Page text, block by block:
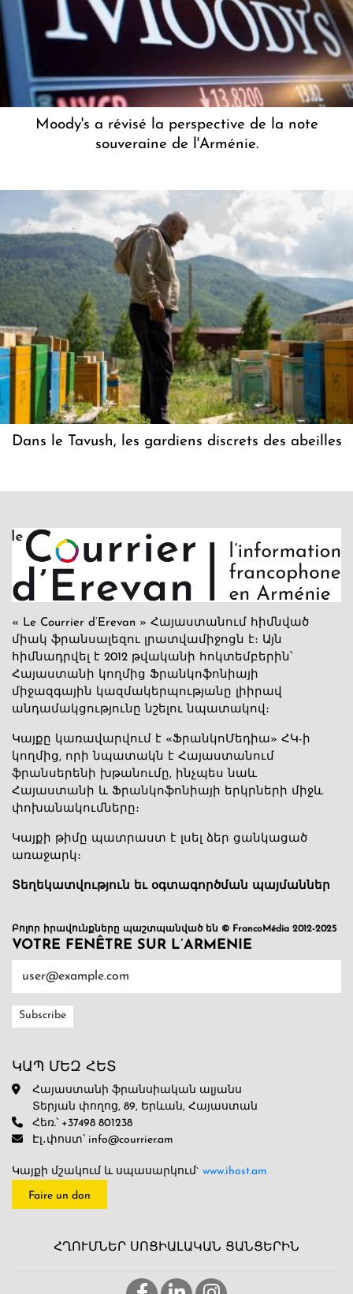
Moody's a révisé la perspective de la note
souveraine de l'Arménie.
Dans le Tavush, les gardiens discrets des abeilles
« Le Courrier d’Erevan » Հայաստանում հիմնված
միակ ֆրանսալեզու լրատվամիջոցն է։ Այն
հիմնադրվել է 2012 թվականի հոկտեմբերին՝
Հայաստանի կողմից Ֆրանկոֆոնիայի
միջազգային կազմակերպությանը լիիրավ
անդամակցությունը նշելու նպատակով։
Կայքը կառավարվում է «ՖրանկոՄեդիա» ՀԿ-ի
կողմից, որի նպատակն է Հայաստանում
ֆրանսերենի խթանումը, ինչպես նաև
Հայաստանի և Ֆրանկոֆոնիայի երկրների միջև
փոխանակումները։
Կայքի թիմը պատրաստ է լսել ձեր ցանկացած
առաջարկ։
Տեղեկատվություն եւ օգտագործման պայմաններ
Բոլոր իրավունքները պաշտպանված են © FrancoMédia 2012-2025
VOTRE FENÊTRE SUR L’ARMENIE
ԿԱՊ ՄԵԶ ՀԵՏ
Հայաստանի ֆրանսիական ալյանս
Տերյան փողոց, 89, Երևան, Հայաստան
Հեռ.՝ +37498 801238
Էլ․փոստ՝ info@courrier.am
Կայքի մշակում և սպասարկում` www.ihost.am
Faire un don
ՀՂՈՒՄՆԵՐ ՍՈՑԻԱԼԱԿԱՆ ՑԱՆՑԵՐԻՆ